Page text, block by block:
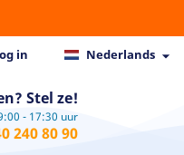
in Nederlands 
Stel ze!
- 17:30 uur
240 80 90